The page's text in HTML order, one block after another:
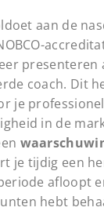
aan de
presenteren
coach. Dit
je
in de
je tijdig een
afloopt
hebt